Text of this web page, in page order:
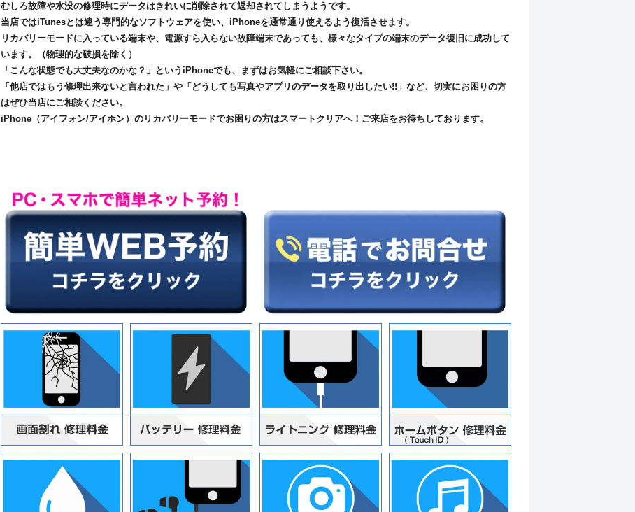
むしろ故障や水没の修理時にデータはきれいに削除されて返却されてしまうようです。
当店ではiTunesとは違う専門的なソフトウェアを使い、iPhoneを通常通り使えるよう復活させます。
リカバリーモードに入っている端末や、電源すら入らない故障端末であっても、様々なタイプの端末のデータ復旧に成功して
います。（物理的な破損を除く）
「こんな状態でも大丈夫なのかな？」というiPhoneでも、まずはお気軽にご相談下さい。
「他店ではもう修理出来ないと言われた」や「どうしても写真やアプリのデータを取り出したい!!」など、切実にお困りの方
はぜひ当店にご相談ください。
iPhone（アイフォン/アイホン）のリカバリーモードでお困りの方はスマートクリアへ！ご来店をお待ちしております。